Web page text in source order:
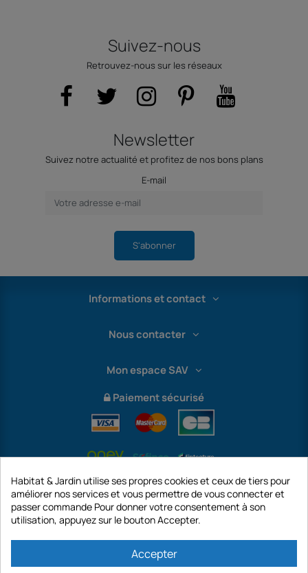
Suivez-nous
Retrouvez-nous sur les réseaux
Newsletter
Suivez notre actualité et profitez de nos bons plans
E-mail
S'abonner
Informations et contact
Nous contacter
Mon espace SAV
Paiement sécurisé
International
Habitat & Jardin utilise ses propres cookies et ceux de tiers pour
améliorer nos services et vous permettre de vous connecter et
passer commande Pour donner votre consentement à son
utilisation, appuyez sur le bouton Accepter.
Accepter